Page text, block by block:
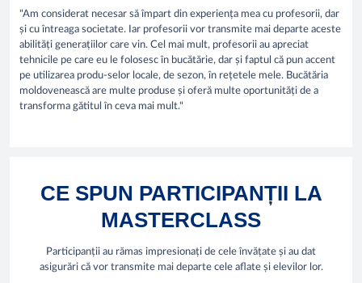
"Am considerat necesar să împart din experiența mea cu profesorii, dar
și cu întreaga societate. Iar profesorii vor transmite mai departe aceste
abilități generațiilor care vin. Cel mai mult, profesorii au apreciat
tehnicile pe care eu le folosesc în bucătărie, dar și faptul că pun accent
pe utilizarea produ-selor locale, de sezon, în rețetele mele. Bucătăria
moldovenească are multe produse și oferă multe oportunități de a
transforma gătitul în ceva mai mult."
CE SPUN PARTICIPANȚII LA
MASTERCLASS
Participanții au rămas impresionați de cele învățate și au dat
asigurări că vor transmite mai departe cele aflate și elevilor lor.